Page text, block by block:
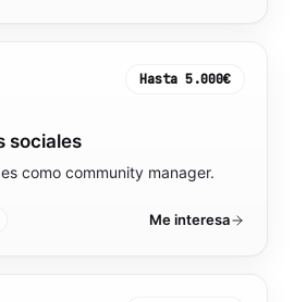
Hasta 5.000€
sociales
como community manager.
Me interesa